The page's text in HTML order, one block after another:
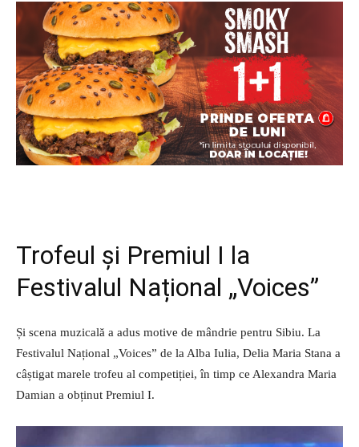
Trofeul și Premiul I la
Festivalul Național „Voices”
Și scena muzicală a adus motive de mândrie pentru Sibiu. La
Festivalul Național „Voices” de la Alba Iulia, Delia Maria Stana a
câștigat marele trofeu al competiției, în timp ce Alexandra Maria
Damian a obținut Premiul I.